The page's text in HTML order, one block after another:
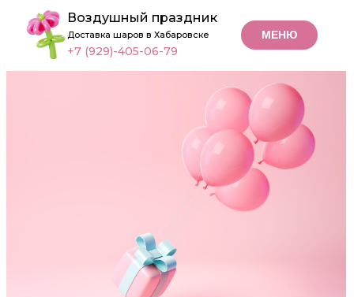
МЕНЮ
Воздушный праздник
Доставка шаров в Хабаровске
+7 (929)-405-06-79